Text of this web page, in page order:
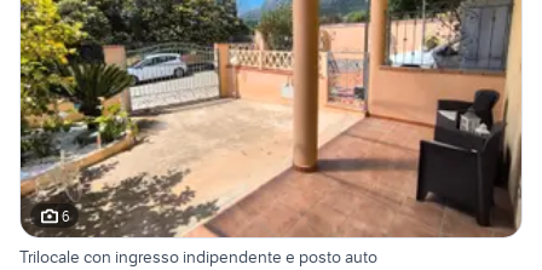
6
Trilocale con ingresso indipendente e posto auto